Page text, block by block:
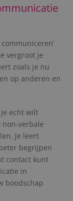
vergroot je
zoals je nu
op anderen en
echt wilt
non-verbale
Je leert
begrijpen
contact kunt
in
boodschap